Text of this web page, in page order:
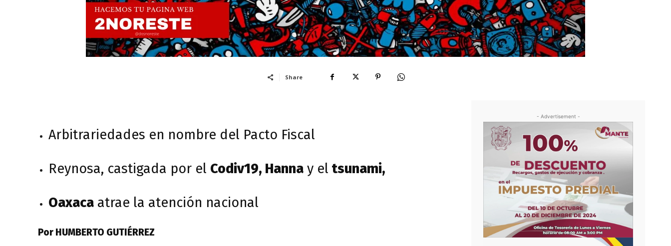
Share
Arbitrariedades en nombre del Pacto Fiscal
Reynosa, castigada por el Codiv19, Hanna y el tsunami,
Oaxaca atrae la atención nacional
Por HUMBERTO GUTIÉRREZ
- Advertisement -